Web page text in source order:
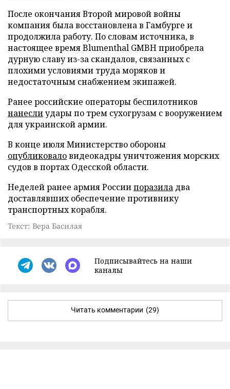
После окончания Второй мировой войны
компания была восстановлена в Гамбурге и
продолжила работу. По словам источника, в
настоящее время Blumenthal GMBH приобрела
дурную славу из-за скандалов, связанных с
плохими условиями труда моряков и
недостаточным снабжением экипажей.
Ранее российские операторы беспилотников
нанеслиудары по трем сухогрузам с вооружением
для украинской армии.
В конце июля Министерство обороны
опубликоваловидеокадры уничтожения морских
судов в портах Одесской области.
Неделей ранее армия Россиипоразила два
доставлявших обеспечение противнику
транспортных корабля.
Текст: Вера Басилая
Подписывайтесь на наши
каналы
Читать комментарии (29)